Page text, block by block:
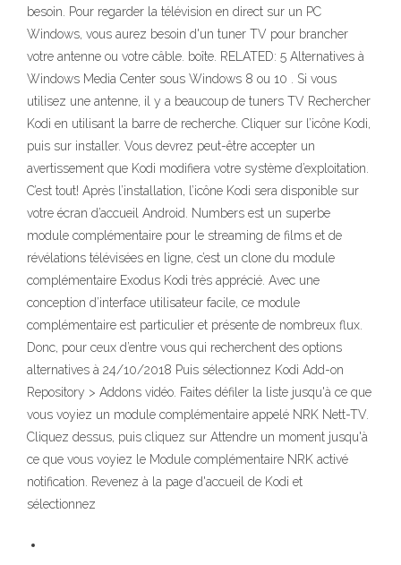
besoin. Pour regarder la télévision en direct sur un PC
Windows, vous aurez besoin d'un tuner TV pour brancher
votre antenne ou votre câble. boîte. RELATED: 5 Alternatives à
Windows Media Center sous Windows 8 ou 10 . Si vous
utilisez une antenne, il y a beaucoup de tuners TV Rechercher
Kodi en utilisant la barre de recherche. Cliquer sur l’icône Kodi,
puis sur installer. Vous devrez peut-être accepter un
avertissement que Kodi modifiera votre système d’exploitation.
C’est tout! Après l’installation, l’icône Kodi sera disponible sur
votre écran d’accueil Android. Numbers est un superbe
module complémentaire pour le streaming de films et de
révélations télévisées en ligne, c’est un clone du module
complémentaire Exodus Kodi très apprécié. Avec une
conception d’interface utilisateur facile, ce module
complémentaire est particulier et présente de nombreux flux.
Donc, pour ceux d’entre vous qui recherchent des options
alternatives à 24/10/2018 Puis sélectionnez Kodi Add-on
Repository > Addons vidéo. Faites défiler la liste jusqu'à ce que
vous voyiez un module complémentaire appelé NRK Nett-TV.
Cliquez dessus, puis cliquez sur Attendre un moment jusqu'à
ce que vous voyiez le Module complémentaire NRK activé
notification. Revenez à la page d'accueil de Kodi et
sélectionnez